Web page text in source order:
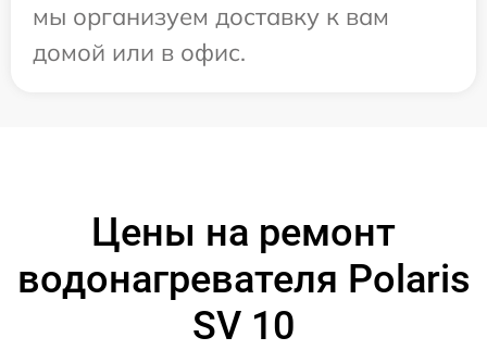
мы организуем доставку к вам
домой или в офис.
Цены на ремонт
водонагревателя Polaris
SV 10